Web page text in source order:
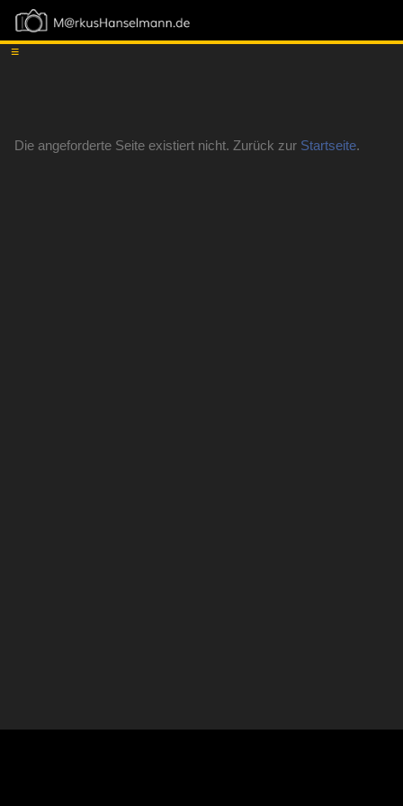
≡
Die angeforderte Seite existiert nicht. Zurück zur Startseite.